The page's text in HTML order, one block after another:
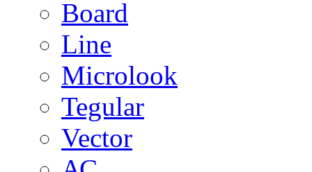
Board
Line
Microlook
Tegular
Vector